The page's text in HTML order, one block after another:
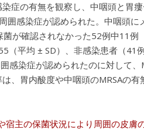
症の有無を観察し、中咽頭と胃
囲感染症が認められた。中咽頭
菌が確認されなかった52例中11
（平均 ± SD）、非感染患者（41
感染症が認められたのに対して
、胃内酸度や中咽頭のMRSAの有
宿主の保菌状況により周囲の皮